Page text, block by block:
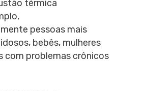
térmica
pessoas mais
bebês, mulheres
com problemas crônicos